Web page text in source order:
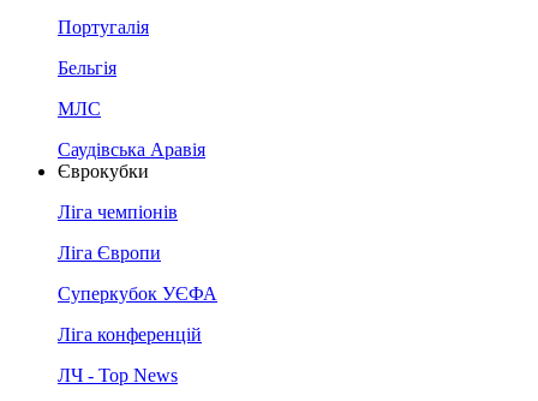
Португалія
Бельгія
МЛС
Саудівська Аравія
Єврокубки
Ліга чемпіонів
Ліга Європи
Суперкубок УЄФА
Ліга конференцій
ЛЧ - Top News